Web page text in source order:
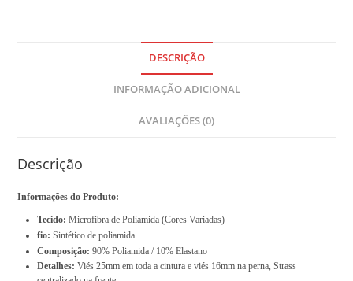
R
$
DESCRIÇÃO
INFORMAÇÃO ADICIONAL
AVALIAÇÕES (0)
Descrição
Informações do Produto:
Tecido: Microfibra de Poliamida (Cores Variadas)
fio: Sintético de poliamida
Composição: 90% Poliamida / 10% Elastano
Detalhes: Viés 25mm em toda a cintura e viés 16mm na perna, Strass